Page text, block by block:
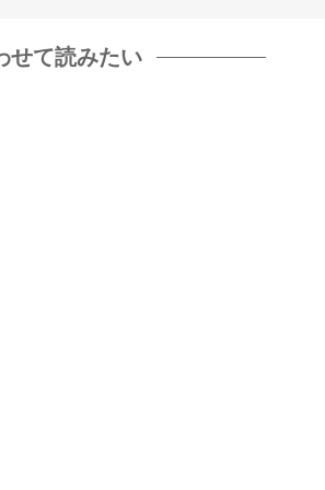
せて読みたい